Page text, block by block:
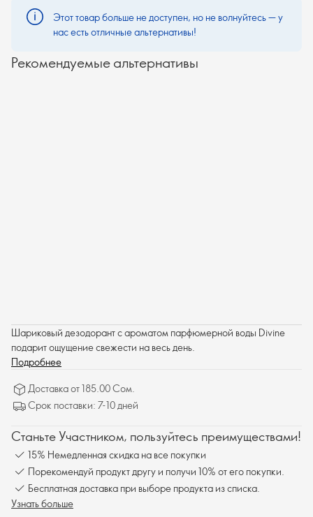
Этот товар больше не доступен, но не волнуйтесь — у
нас есть отличные альтернативы!
Рекомендуемые альтернативы
Шариковый дезодорант с ароматом парфюмерной воды Divine
подарит ощущение свежести на весь день.
Подробнее
Доставка от 185.00 Сом.
Срок поставки: 7-10 дней
Станьте Участником, пользуйтесь преимуществами!
15% Немедленная скидка на все покупки
Порекомендуй продукт другу и получи 10% от его покупки.
Бесплатная доставка при выборе продукта из списка.
Узнать больше